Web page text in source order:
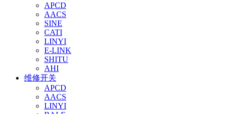
APCD
AACS
SINE
CATI
LINYI
E-LINK
SHITU
AHI
维修开关
APCD
AACS
LINYI